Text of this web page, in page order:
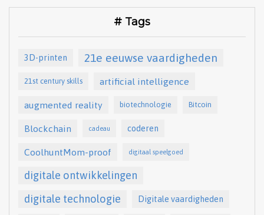
# Tags
3D-printen 21e eeuwse vaardigheden
21st century skills artificial intelligence
augmented reality biotechnologie Bitcoin
Blockchain cadeau coderen
CoolhuntMom-proof digitaal speelgoed
digitale ontwikkelingen
digitale technologie
Digitale vaardigheden